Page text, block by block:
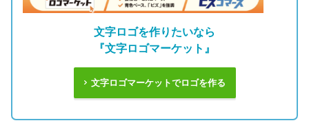
文字ロゴを作りたいなら
『文字ロゴマーケット』
文字ロゴマーケットでロゴを作る